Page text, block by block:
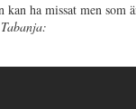
kan ha missat men
Tabanja: